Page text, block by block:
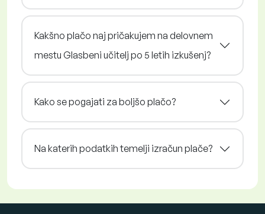
Kakšno plačo naj pričakujem na delovnem
mestu Glasbeni učitelj po 5 letih izkušenj?
Kako se pogajati za boljšo plačo?
Na katerih podatkih temelji izračun plače?